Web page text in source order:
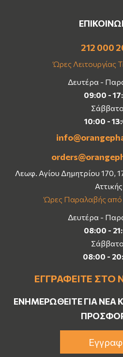
212 000
Ώρες Λειτουργίας
Δευτέρα -
09:00 -
10:00 -
Λεωφ. Αγίου Δημητρίου 170,
Αττικής
Ώρες Παραλαβής από
Δευτέρα -
08:00 -
08:00 -
ΕΓΓΡΑΦΕΊΤΕ ΣΤΟ
ΕΝΗΜΕΡΩΘΕΊΤΕ ΓΙΑ ΝΈΑ